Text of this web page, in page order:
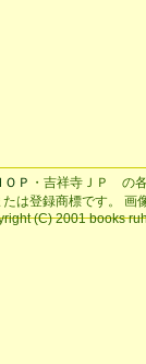
ＯＰ ・吉祥寺ＪＰ の
は登録商標です。 画
(C) 2001 books